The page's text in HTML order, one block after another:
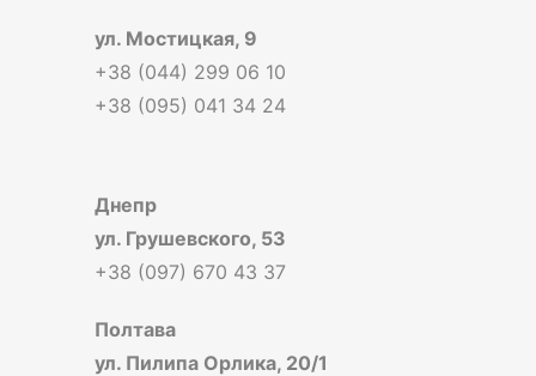
ул. Мостицкая, 9
+38 (044) 299 06 10
+38 (095) 041 34 24
Днепр
ул. Грушевского, 53
+38 (097) 670 43 37
Полтава
ул. Пилипа Орлика, 20/1